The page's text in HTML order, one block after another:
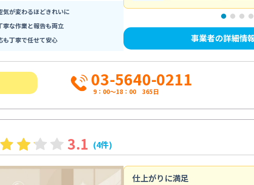
が変わるほどきれいに
寧な作業と報告も両立
も丁寧で任せて安心 事業者の詳細情
03-5640-0211
9：00～18：00 365日
3.1 (4件)
仕上がりに満足